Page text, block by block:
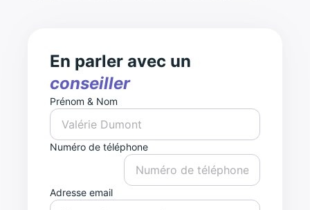
En parler avec un
conseiller
Prénom & Nom
Numéro de téléphone
Adresse email